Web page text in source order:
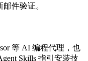
件验证。
等 AI 编程代理，也
Skills 指引安装技